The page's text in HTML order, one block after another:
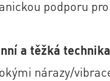
podporu
a těžká technika
nárazy/